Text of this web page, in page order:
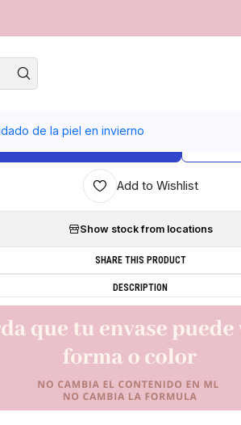
de la piel en invierno
Contorno de ojos y labios
Add to Wishlist
Show stock from locations
SHARE THIS PRODUCT
DESCRIPTION